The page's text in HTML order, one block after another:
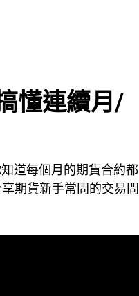
懂連續月/
道每個月的期貨合約都
期貨新手常問的交易問